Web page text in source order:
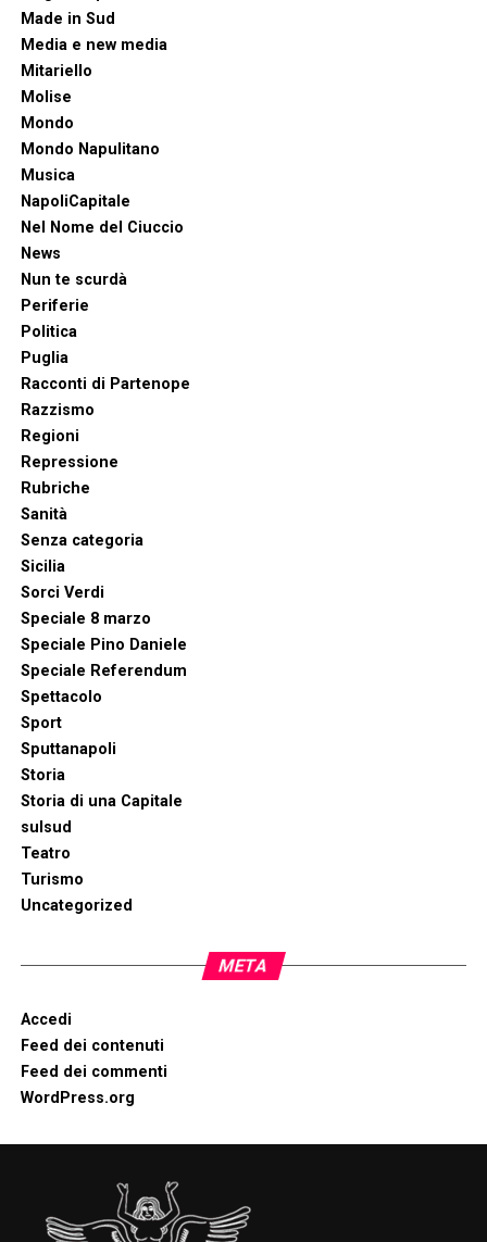
Made in Sud
Media e new media
Mitariello
Molise
Mondo
Mondo Napulitano
Musica
NapoliCapitale
Nel Nome del Ciuccio
News
Nun te scurdà
Periferie
Politica
Puglia
Racconti di Partenope
Razzismo
Regioni
Repressione
Rubriche
Sanità
Senza categoria
Sicilia
Sorci Verdi
Speciale 8 marzo
Speciale Pino Daniele
Speciale Referendum
Spettacolo
Sport
Sputtanapoli
Storia
Storia di una Capitale
sulsud
Teatro
Turismo
Uncategorized
META
Accedi
Feed dei contenuti
Feed dei commenti
WordPress.org